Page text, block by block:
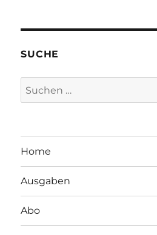
SUCHE
Suchen
nach:
Home
Ausgaben
Abo